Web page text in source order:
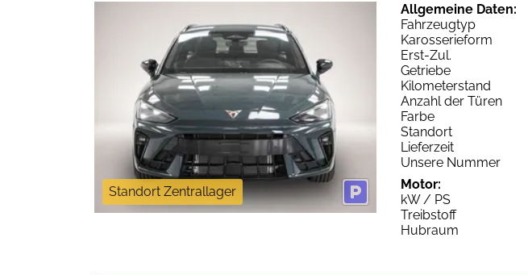
Standort Zentrallager
Allgemeine Daten:
Fahrzeugtyp
Karosserieform
Erst-Zul.
Getriebe
Kilometerstand
Anzahl der Türen
Farbe
Standort
Lieferzeit
Unsere Nummer
Motor:
kW / PS
Treibstoff
Hubraum